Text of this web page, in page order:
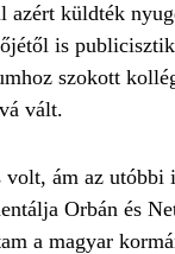
azért küldték
is
szokott
vált.
ám az utóbbi
Orbán és
a magyar